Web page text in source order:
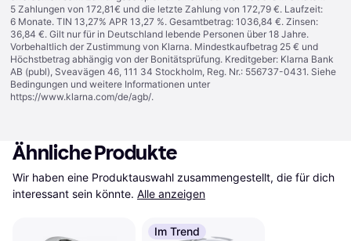
5 Zahlungen von 172,81€ und die letzte Zahlung von 172,79 €. Laufzeit:
6 Monate. TIN 13,27% APR 13,27 %. Gesamtbetrag: 1036,84 €. Zinsen:
36,84 €. Gilt nur für in Deutschland lebende Personen über 18 Jahre.
Vorbehaltlich der Zustimmung von Klarna. Mindestkaufbetrag 25 € und
Höchstbetrag abhängig von der Bonitätsprüfung. Kreditgeber: Klarna Bank
AB (publ), Sveavägen 46, 111 34 Stockholm, Reg. Nr.: 556737-0431. Siehe
Bedingungen und weitere Informationen unter
https://www.klarna.com/de/agb/.
Ähnliche Produkte
Wir haben eine Produktauswahl zusammengestellt, die für dich
interessant sein könnte. Alle anzeigen
Im Trend